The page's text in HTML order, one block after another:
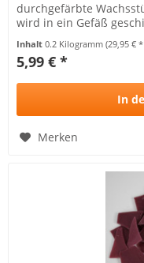
durchgefärbte
wird in ein Gefäß
Inhalt0.2 Kilogramm(29,95 €
5,99 € *
In
Merken